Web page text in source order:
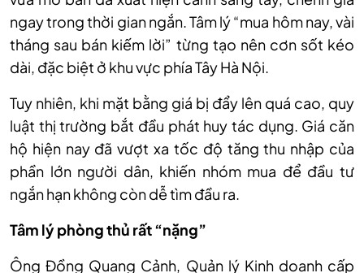
ngay trong thời gian ngắn. Tâm lý “mua hôm nay, vài
tháng sau bán kiếm lời” từng tạo nên cơn sốt kéo
dài, đặc biệt ở khu vực phía Tây Hà Nội.
Tuy nhiên, khi mặt bằng giá bị đẩy lên quá cao, quy
luật thị trường bắt đầu phát huy tác dụng. Giá căn
hộ hiện nay đã vượt xa tốc độ tăng thu nhập của
phần lớn người dân, khiến nhóm mua để đầu tư
ngắn hạn không còn dễ tìm đầu ra.
Tâm lý phòng thủ rất “nặng”
Ông Đồng Quang Cảnh, Quản lý Kinh doanh cấp